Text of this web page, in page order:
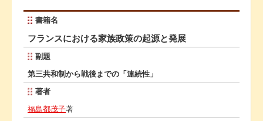
書籍名
フランスにおける家族政策の起源と発展
副題
第三共和制から戦後までの「連続性」
著者
福島都茂子著